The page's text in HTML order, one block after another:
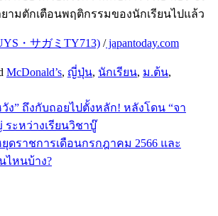
ยามตักเตือนพฤติกรรมของนักเรียนไปแล้ว
・サガミTY713) /japantoday.com
McDonald’s, ญี่ปุ่น, นักเรียน, ม.ต้น,
ง” ถึงกับถอยไปตั้งหลัก! หลังโดน “จา
ะหว่างเรียนวิชาบู๊
ดราชการเดือนกรกฎาคม 2566 และ
ไหนบ้าง?